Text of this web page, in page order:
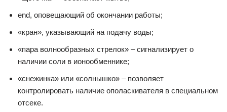
end, оповещающий об окончании работы;
«кран», указывающий на подачу воды;
«пара волнообразных стрелок» – сигнализирует о
наличии соли в ионообменнике;
«снежинка» или «солнышко» – позволяет
контролировать наличие ополаскивателя в специальном
отсеке.